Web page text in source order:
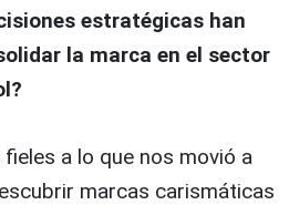
estratégicas han
la marca en el sector
a lo que nos movió a
marcas carismáticas